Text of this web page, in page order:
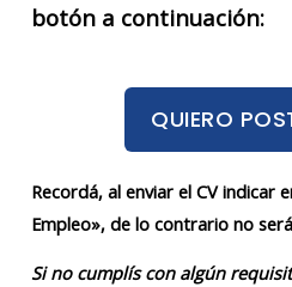
botón a continuación:
QUIERO
Recordá, al enviar el CV indicar
Empleo», de lo contrario no
Si no cumplís con algún